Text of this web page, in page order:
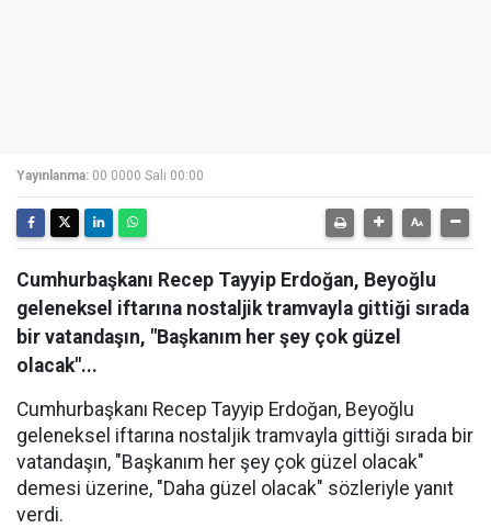
Yayınlanma: 00 0000 Salı 00:00
Cumhurbaşkanı Recep Tayyip Erdoğan, Beyoğlu
geleneksel iftarına nostaljik tramvayla gittiği sırada
bir vatandaşın, "Başkanım her şey çok güzel
olacak"...
Cumhurbaşkanı Recep Tayyip Erdoğan, Beyoğlu
geleneksel iftarına nostaljik tramvayla gittiği sırada bir
vatandaşın, "Başkanım her şey çok güzel olacak"
demesi üzerine, "Daha güzel olacak" sözleriyle yanıt
verdi.